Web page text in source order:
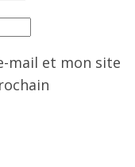
mail et mon site